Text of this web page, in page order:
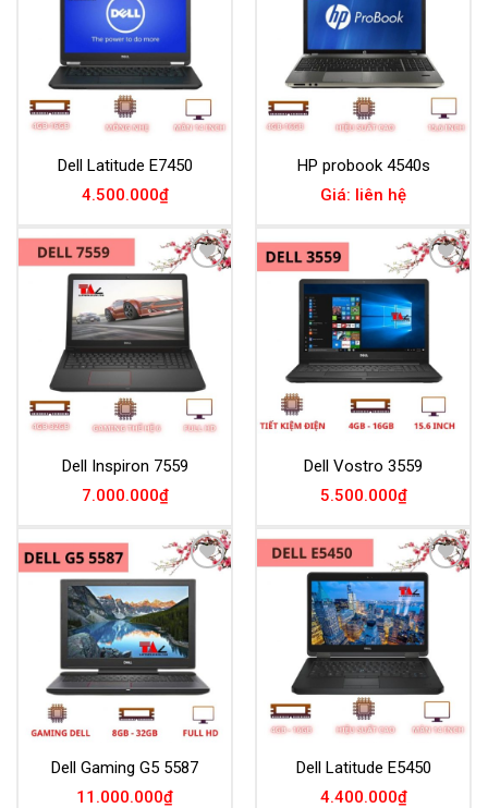
Dell Latitude E7450
4.500.000₫
HP probook 4540s
Giá: liên hệ
Add to
Wishlist
Dell Inspiron 7559
7.000.000₫
Add to
Wishlist
Dell Vostro 3559
5.500.000₫
Add to
Wishlist
Dell Gaming G5 5587
11.000.000₫
Add to
Wishlist
Dell Latitude E5450
4.400.000₫